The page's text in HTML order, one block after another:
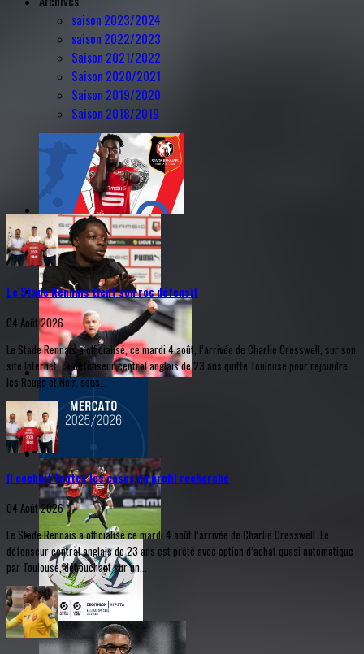
saison 2023/2024
saison 2022/2023
Saison 2021/2022
Saison 2020/2021
Saison 2019/2020
Saison 2018/2019
Le Stade Rennais tient son roc défensif
04 Août 2026
Le Stade Rennais a officialisé, ce mardi 4 août, l’arrivée de Charlie Cresswell, sur son
site Internet. Le défenseur central anglais de 23 ans quitte Toulouse pour rejoindre
les Rouge et Noir, sous...
Il cochait toutes les cases du profil recherché
04 Août 2026
Le Stade Rennais a officialisé ce mardi 4 août l’arrivée de Charlie Cresswell. Le
défenseur central anglais de 23 ans est prêté avec option d’achat quasi automatique
par Toulouse, débouchant sur un...